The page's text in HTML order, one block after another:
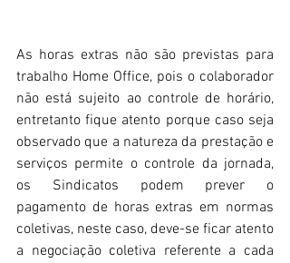
As horas extras não são previstas para
trabalho Home Office, pois o colaborador
não está sujeito ao controle de horário,
entretanto fique atento porque caso seja
observado que a natureza da prestação e
serviços permite o controle da jornada,
os Sindicatos podem prever o
pagamento de horas extras em normas
coletivas, neste caso, deve-se ficar atento
a negociação coletiva referente a cada